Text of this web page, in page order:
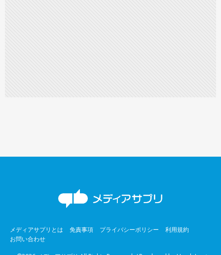
メディアサプリとは 免責事項 プライバシーポリシー
利用規約
お問い合わせ